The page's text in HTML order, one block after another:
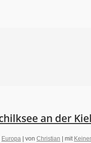
an der
Europa von Christian mit